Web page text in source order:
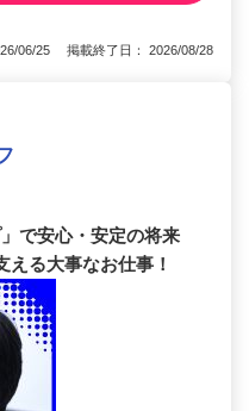
06/25 掲載終了日： 2026/08/28
で安心・安定の将来
る大事なお仕事！